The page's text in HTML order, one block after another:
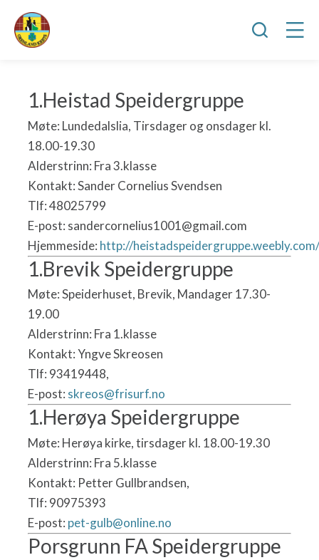
1.Heistad Speidergruppe
Møte: Lundedalslia, Tirsdager og onsdager kl.
18.00-19.30
Alderstrinn: Fra 3.klasse
Kontakt: Sander Cornelius Svendsen
Tlf: 48025799
E-post: sandercornelius1001@gmail.com
Hjemmeside: http://heistadspeidergruppe.weebly.com/
1.Brevik Speidergruppe
Møte: Speiderhuset, Brevik, Mandager 17.30-
19.00
Alderstrinn: Fra 1.klasse
Kontakt: Yngve Skreosen
Tlf: 93419448,
E-post: skreos@frisurf.no
1.Herøya Speidergruppe
Møte: Herøya kirke, tirsdager kl. 18.00-19.30
Alderstrinn: Fra 5.klasse
Kontakt: Petter Gullbrandsen,
Tlf: 90975393
​E-post: pet-gulb@online.no
Porsgrunn FA Speidergruppe